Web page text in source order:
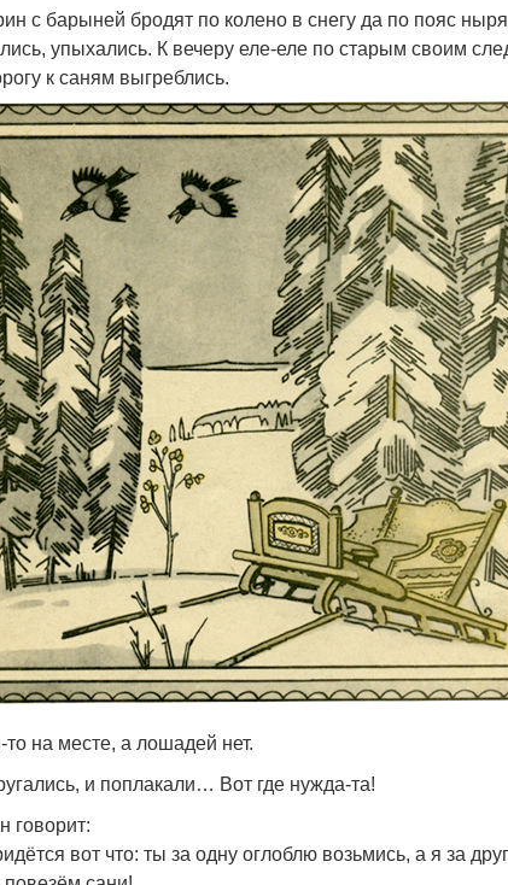
с барыней бродят по колено в снегу да по пояс
упыхались. К вечеру еле-еле по старым своим
к саням выгреблись.
на месте, а лошадей нет.
и поплакали… Вот где нужда-та!
говорит:
вот что: ты за одну оглоблю возьмись, а я за